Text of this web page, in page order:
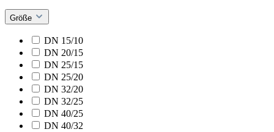
Größe
DN 15/10
DN 20/15
DN 25/15
DN 25/20
DN 32/20
DN 32/25
DN 40/25
DN 40/32